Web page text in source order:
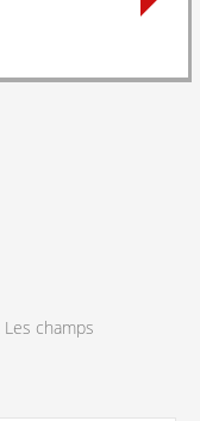
Les champs